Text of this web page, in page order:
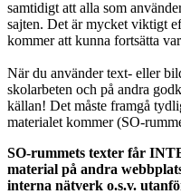
samtidigt att alla som
sajten. Det är mycket viktigt
kommer att kunna fortsätta
När du använder text- eller
skolarbeten och på andra
källan! Det måste framgå
materialet kommer (SO-
SO-rummets texter får
material på andra
interna nätverk o.s.v.